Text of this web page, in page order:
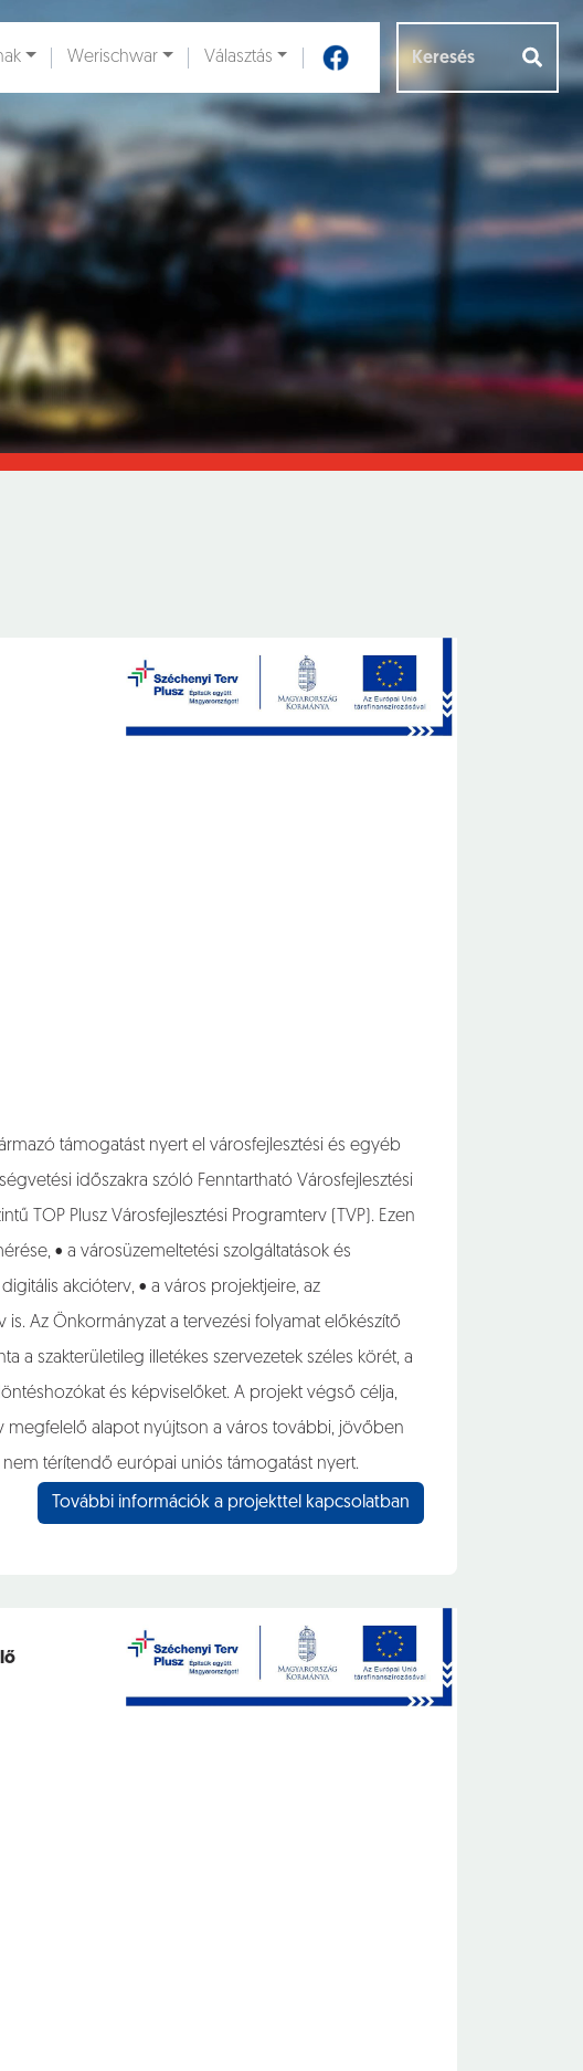
Werischwar Választás
támogatást nyert el városfejlesztési és egyéb
időszakra szóló Fenntartható Városfejlesztési
TOP Plusz Városfejlesztési Programterv (TVP). Ezen
• a városüzemeltetési szolgáltatások és
akcióterv, • a város projektjeire, az
Az Önkormányzat a tervezési folyamat előkészítő
a szakterületileg illetékes szervezetek széles körét, a
és képviselőket. A projekt végső célja,
megfelelő alapot nyújtson a város további, jövőben
térítendő európai uniós támogatást nyert.
További információk a projekttel kapcsolatban